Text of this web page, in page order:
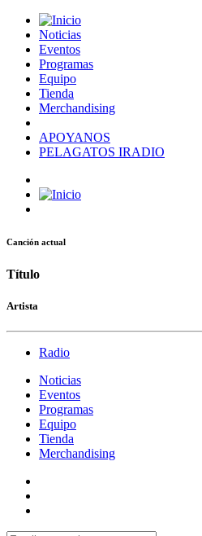
Noticias
Eventos
Programas
Equipo
Tienda
Merchandising
APOYANOS
PELAGATOS IRADIO
Canción actual
Título
Artista
Radio
Noticias
Eventos
Programas
Equipo
Tienda
Merchandising